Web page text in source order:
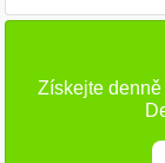
Získejte